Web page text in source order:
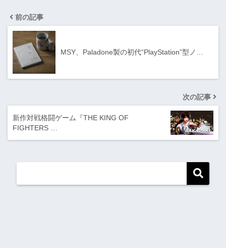
前の記事
MSY、Paladone製の初代“PlayStation”型ノ…
次の記事
新作対戦格闘ゲーム『THE KING OF
FIGHTERS …